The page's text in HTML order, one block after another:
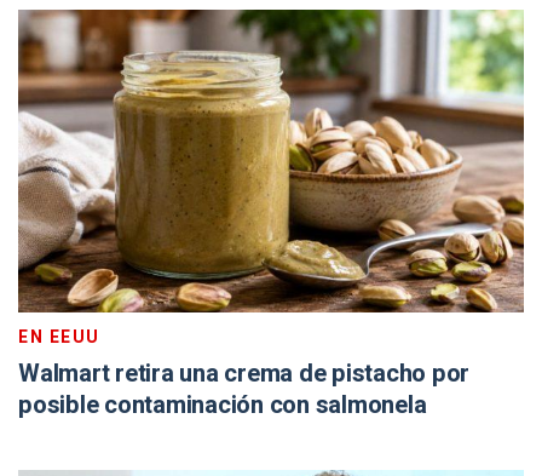
EN EEUU
Walmart retira una crema de pistacho por
posible contaminación con salmonela